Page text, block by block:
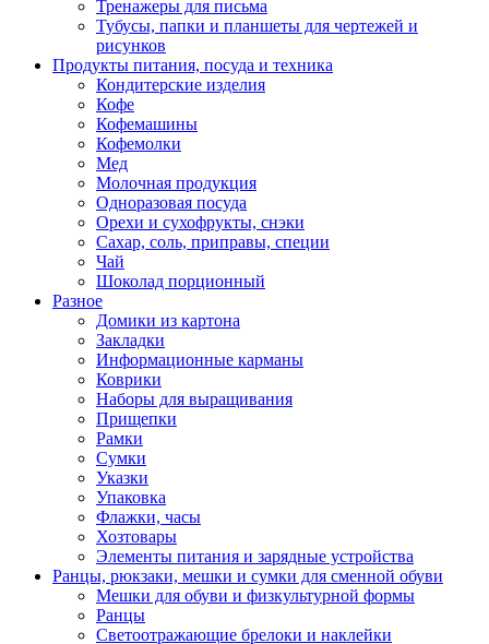
Тренажеры для письма
Тубусы, папки и планшеты для чертежей и
рисунков
Продукты питания, посуда и техника
Кондитерские изделия
Кофе
Кофемашины
Кофемолки
Мед
Молочная продукция
Одноразовая посуда
Орехи и сухофрукты, снэки
Сахар, соль, приправы, специи
Чай
Шоколад порционный
Разное
Домики из картона
Закладки
Информационные карманы
Коврики
Наборы для выращивания
Прищепки
Рамки
Сумки
Указки
Упаковка
Флажки, часы
Хозтовары
Элементы питания и зарядные устройства
Ранцы, рюкзаки, мешки и сумки для сменной обуви
Мешки для обуви и физкультурной формы
Ранцы
Светоотражающие брелоки и наклейки